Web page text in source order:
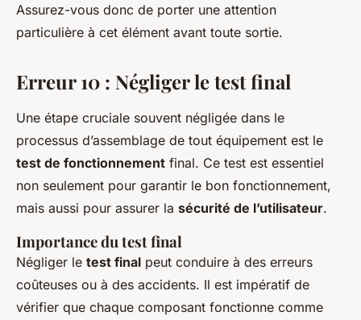
Assurez-vous donc de porter une attention
particulière à cet élément avant toute sortie.
Erreur 10 : Négliger le test final
Une étape cruciale souvent négligée dans le
processus d’assemblage de tout équipement est le
test de fonctionnement final. Ce test est essentiel
non seulement pour garantir le bon fonctionnement,
mais aussi pour assurer la sécurité de l’utilisateur.
Importance du test final
Négliger le test final peut conduire à des erreurs
coûteuses ou à des accidents. Il est impératif de
vérifier que chaque composant fonctionne comme